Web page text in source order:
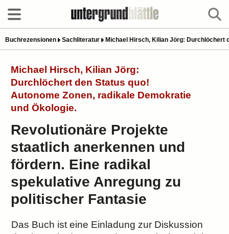
Buchrezensionen Sachliteratur Michael Hirsch, Kilian Jörg: Durchlöchert
Michael Hirsch, Kilian Jörg:
Durchlöchert den Status quo!
Autonome Zonen, radikale Demokratie
und Ökologie.
Revolutionäre Projekte
staatlich anerkennen und
fördern. Eine radikal
spekulative Anregung zu
politischer Fantasie
Das Buch ist eine Einladung zur Diskussion